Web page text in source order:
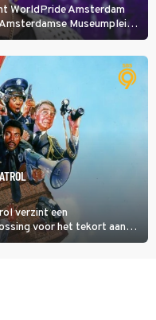
WorldPride Amsterdam
Museumplein.
In de jaren 90
2Unlimited.
verzint een
voor het tekort aan